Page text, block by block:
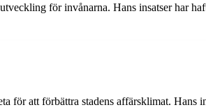
för invånarna. Hans insatser har
för att förbättra stadens affärsklimat. Hans